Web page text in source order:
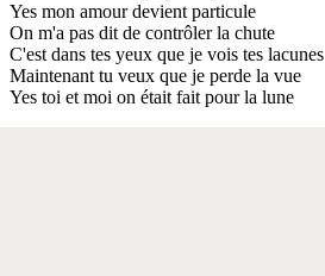
Yes mon amour devient particule
On m'a pas dit de contrôler la chute
C'est dans tes yeux que je vois tes lacunes
Maintenant tu veux que je perde la vue
Yes toi et moi on était fait pour la lune